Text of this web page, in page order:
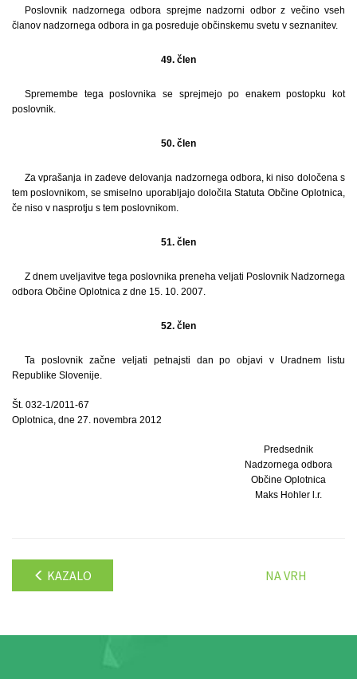
Poslovnik nadzornega odbora sprejme nadzorni odbor z večino vseh
članov nadzornega odbora in ga posreduje občinskemu svetu v seznanitev.
49. člen
Spremembe tega poslovnika se sprejmejo po enakem postopku kot
poslovnik.
50. člen
Za vprašanja in zadeve delovanja nadzornega odbora, ki niso določena s
tem poslovnikom, se smiselno uporabljajo določila Statuta Občine Oplotnica,
če niso v nasprotju s tem poslovnikom.
51. člen
Z dnem uveljavitve tega poslovnika preneha veljati Poslovnik Nadzornega
odbora Občine Oplotnica z dne 15. 10. 2007.
52. člen
Ta poslovnik začne veljati petnajsti dan po objavi v Uradnem listu
Republike Slovenije.
Št. 032-1/2011-67
Oplotnica, dne 27. novembra 2012
Predsednik
Nadzornega odbora
Občine Oplotnica
Maks Hohler l.r.
KAZALO NA VRH